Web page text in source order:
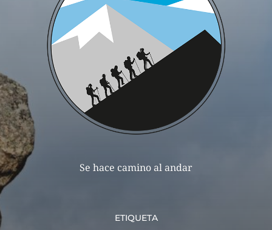
Se hace camino al andar
ETIQUETA